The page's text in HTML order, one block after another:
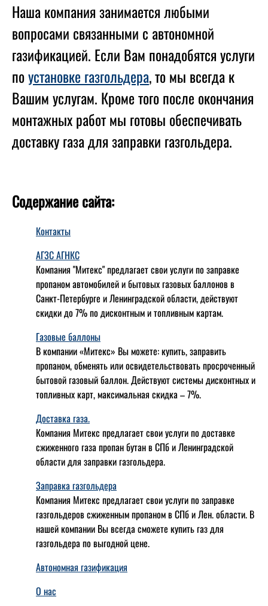
Наша компания занимается любыми
вопросами связанными с автономной
газификацией. Если Вам понадобятся услуги
поустановке газгольдера, то мы всегда к
Вашим услугам. Кроме того после окончания
монтажных работ мы готовы обеспечивать
доставку газа для заправки газгольдера.
Содержание сайта:
Контакты
АГЗС АГНКС
Компания "Митекс" предлагает свои услуги по заправке
пропаном автомобилей и бытовых газовых баллонов в
Санкт-Петербурге и Ленинградской области, действуют
скидки до 7% по дисконтным и топливным картам.
Газовые баллоны
В компании «Митекс» Вы можете: купить, заправить
пропаном, обменять или освидетельствовать просроченный
бытовой газовый баллон. Действуют системы дисконтных и
топливных карт, максимальная скидка – 7%.
Доставка газа.
Компания Митекс предлагает свои услуги по доставке
сжиженного газа пропан бутан в СПб и Ленинградской
области для заправки газгольдера.
Заправка газгольдера
Компания Митекс предлагает свои услуги по заправке
газгольдеров сжиженным пропаном в СПб и Лен. области. В
нашей компании Вы всегда сможете купить газ для
газгольдера по выгодной цене.
Автономная газификация
О нас